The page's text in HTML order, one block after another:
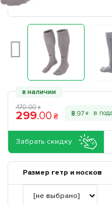
в наличии
470.00 ₴
299.00 ₴ 8.97 ₴
Забрать скидку
Размер гетр и носков